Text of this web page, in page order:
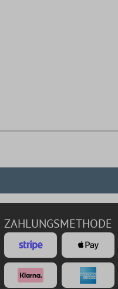
ZAHLUNGSMETHODE